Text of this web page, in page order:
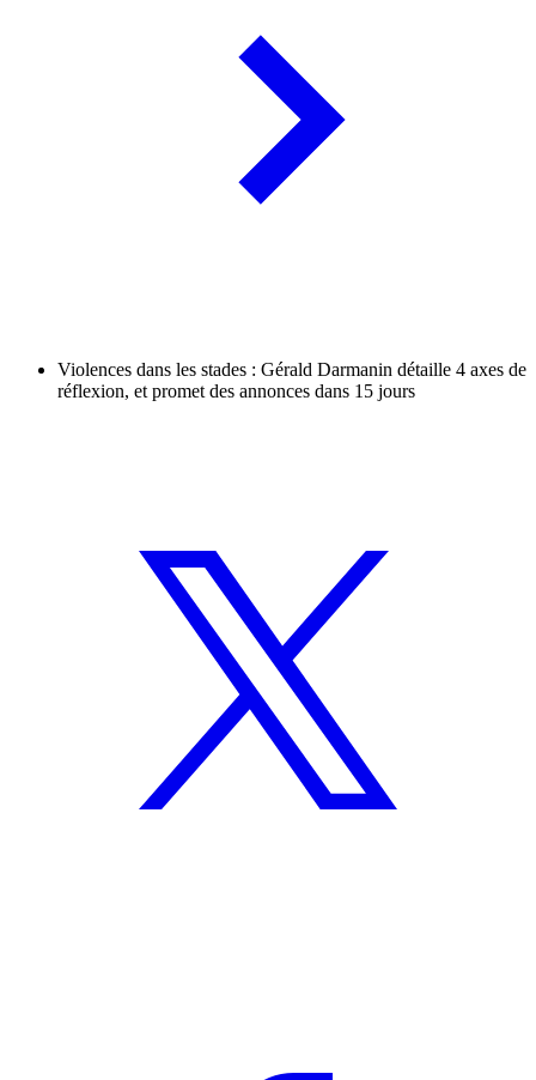
Violences dans les stades : Gérald Darmanin détaille 4 axes de
réflexion, et promet des annonces dans 15 jours